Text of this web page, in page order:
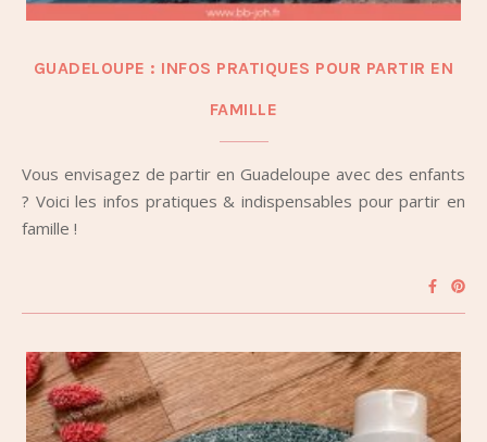
GUADELOUPE : INFOS PRATIQUES POUR PARTIR EN
FAMILLE
Vous envisagez de partir en Guadeloupe avec des enfants
? Voici les infos pratiques & indispensables pour partir en
famille !